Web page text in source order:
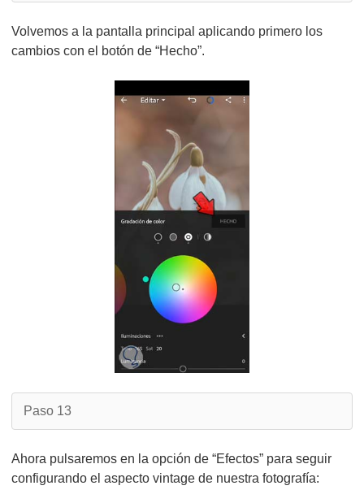
Volvemos a la pantalla principal aplicando primero los
cambios con el botón de “Hecho”.
Paso 13
Ahora pulsaremos en la opción de “Efectos” para seguir
configurando el aspecto vintage de nuestra fotografía: